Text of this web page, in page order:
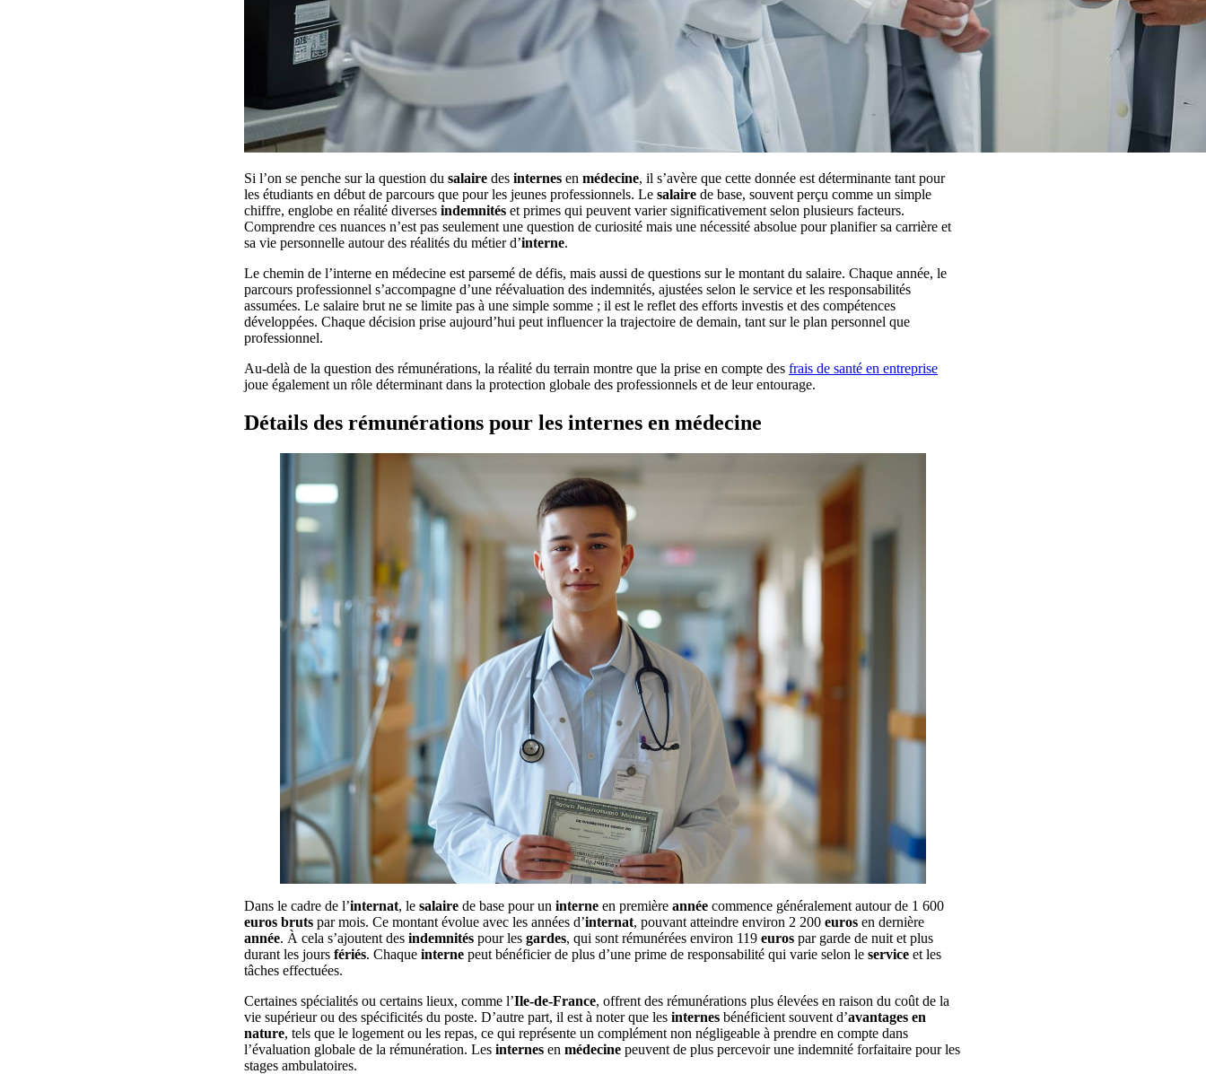
Si l’on se penche sur la question du salaire des internes en médecine, il s’avère que cette donnée est déterminante tant pour
les étudiants en début de parcours que pour les jeunes professionnels. Le salaire de base, souvent perçu comme un simple
chiffre, englobe en réalité diverses indemnités et primes qui peuvent varier significativement selon plusieurs facteurs.
Comprendre ces nuances n’est pas seulement une question de curiosité mais une nécessité absolue pour planifier sa carrière et
sa vie personnelle autour des réalités du métier d’interne.
Le chemin de l’interne en médecine est parsemé de défis, mais aussi de questions sur le montant du salaire. Chaque année, le
parcours professionnel s’accompagne d’une réévaluation des indemnités, ajustées selon le service et les responsabilités
assumées. Le salaire brut ne se limite pas à une simple somme ; il est le reflet des efforts investis et des compétences
développées. Chaque décision prise aujourd’hui peut influencer la trajectoire de demain, tant sur le plan personnel que
professionnel.
Au-delà de la question des rémunérations, la réalité du terrain montre que la prise en compte des frais de santé en entreprise
joue également un rôle déterminant dans la protection globale des professionnels et de leur entourage.
Détails des rémunérations pour les internes en médecine
Dans le cadre de l’internat, le salaire de base pour un interne en première année commence généralement autour de 1 600
euros bruts par mois. Ce montant évolue avec les années d’internat, pouvant atteindre environ 2 200 euros en dernière
année. À cela s’ajoutent des indemnités pour les gardes, qui sont rémunérées environ 119 euros par garde de nuit et plus
durant les jours fériés. Chaque interne peut bénéficier de plus d’une prime de responsabilité qui varie selon le service et les
tâches effectuées.
Certaines spécialités ou certains lieux, comme l’Ile-de-France, offrent des rémunérations plus élevées en raison du coût de la
vie supérieur ou des spécificités du poste. D’autre part, il est à noter que les internes bénéficient souvent d’avantages en
nature, tels que le logement ou les repas, ce qui représente un complément non négligeable à prendre en compte dans
l’évaluation globale de la rémunération. Les internes en médecine peuvent de plus percevoir une indemnité forfaitaire pour les
stages ambulatoires.